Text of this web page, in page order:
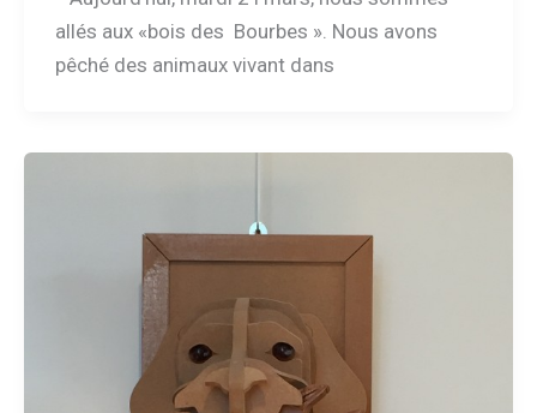
allés aux «bois des Bourbes ». Nous avons
pêché des animaux vivant dans